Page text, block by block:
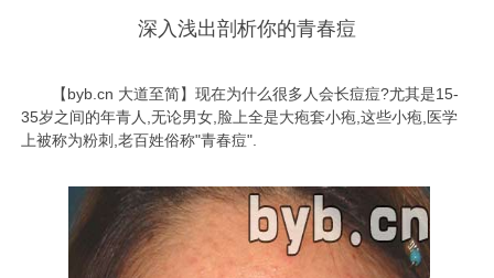
深入浅出剖析你的青春痘
【byb.cn 大道至简】现在为什么很多人会长痘痘?尤其是15-
35岁之间的年青人,无论男女,脸上全是大疱套小疱,这些小疱,医学
上被称为粉刺,老百姓俗称"青春痘".